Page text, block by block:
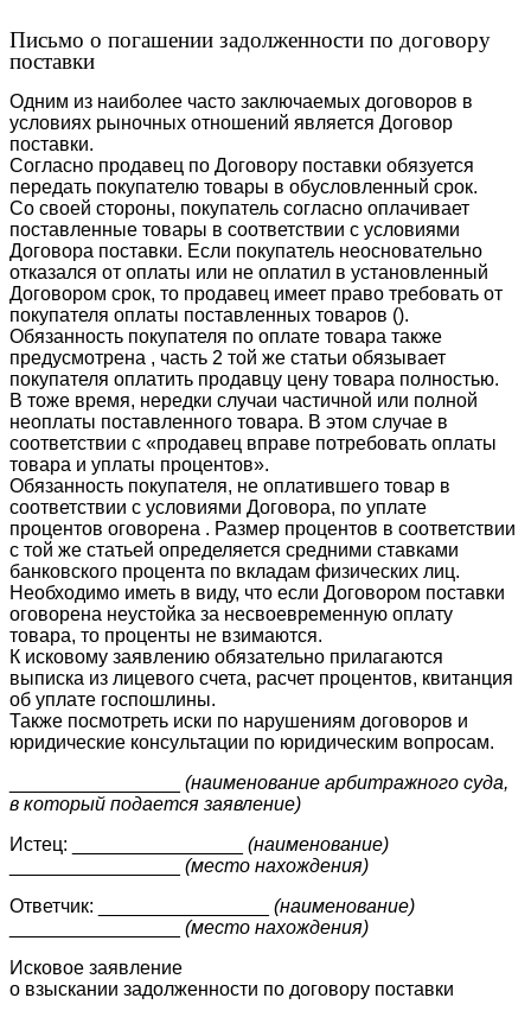
Письмо о погашении задолженности по договору
поставки
Одним из наиболее часто заключаемых договоров в
условиях рыночных отношений является Договор
поставки.
Согласно продавец по Договору поставки обязуется
передать покупателю товары в обусловленный срок.
Со своей стороны, покупатель согласно оплачивает
поставленные товары в соответствии с условиями
Договора поставки. Если покупатель неосновательно
отказался от оплаты или не оплатил в установленный
Договором срок, то продавец имеет право требовать от
покупателя оплаты поставленных товаров ().
Обязанность покупателя по оплате товара также
предусмотрена , часть 2 той же статьи обязывает
покупателя оплатить продавцу цену товара полностью.
В тоже время, нередки случаи частичной или полной
неоплаты поставленного товара. В этом случае в
соответствии с «продавец вправе потребовать оплаты
товара и уплаты процентов».
Обязанность покупателя, не оплатившего товар в
соответствии с условиями Договора, по уплате
процентов оговорена . Размер процентов в соответствии
с той же статьей определяется средними ставками
банковского процента по вкладам физических лиц.
Необходимо иметь в виду, что если Договором поставки
оговорена неустойка за несвоевременную оплату
товара, то проценты не взимаются.
К исковому заявлению обязательно прилагаются
выписка из лицевого счета, расчет процентов, квитанция
об уплате госпошлины.
Также посмотреть иски по нарушениям договоров и
юридические консультации по юридическим вопросам.
(наименование арбитражного суда,
в который подается заявление)
Истец: ________________ (наименование)
(место нахождения)
Ответчик: ________________ (наименование)
(место нахождения)
Исковое заявление
о взыскании задолженности по договору поставки